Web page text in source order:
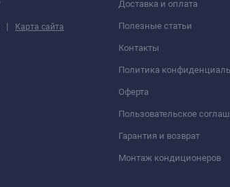
| Карта сайта
Доставка и оплата
Полезные статьи
Контакты
Политика
Оферта
Пользовательское
Гарантия и возврат
Монтаж кондиционеров